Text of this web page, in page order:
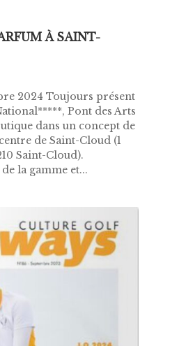
À SAINT-
2024 Toujours présent
Pont des Arts
dans un concept de
de Saint-Cloud (1
Saint-Cloud).
la gamme et...